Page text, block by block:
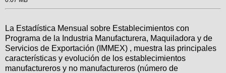
La Estadística Mensual sobre Establecimientos con
Programa de la Industria Manufacturera, Maquiladora y de
Servicios de Exportación (IMMEX) , muestra las principales
características y evolución de los establecimientos
manufactureros y no manufactureros (número de